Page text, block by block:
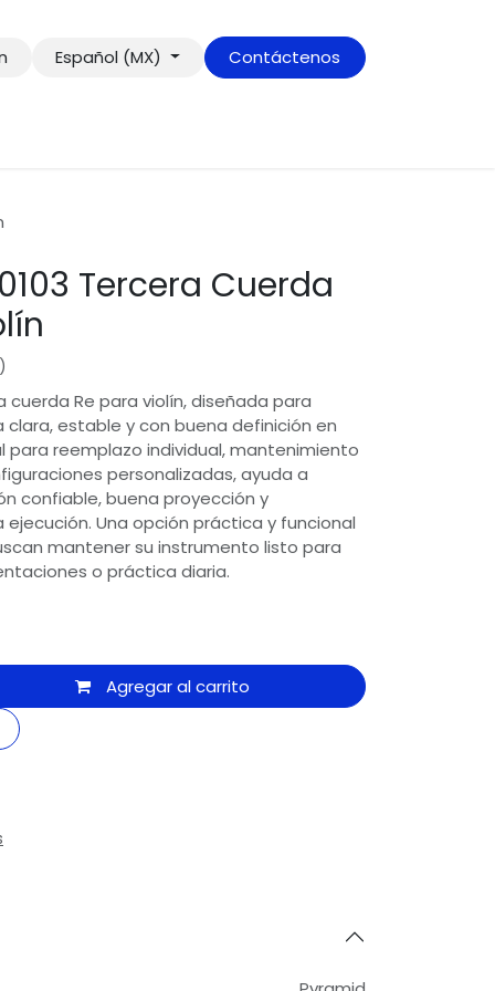
Español (MX) Contáctenos
Tercera Cuerda
cuerda Re para violín, diseñada para
estable y con buena definición en
para reemplazo individual, mantenimiento
personalizadas, ayuda a
confiable, buena proyección y
Una opción práctica y funcional
mantener su instrumento listo para
o práctica diaria.
Agregar al carrito